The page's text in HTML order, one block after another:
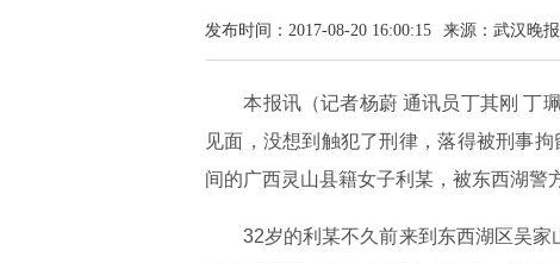
发布时间：2017-08-20 16:00:15 来源： 武汉晚报
本报讯（记者杨蔚 通讯员丁其刚 丁珮
见面，没想到触犯了刑律，落得被刑事
间的广西灵山县籍女子利某，被东西湖警
32岁的利某不久前来到东西湖区吴家